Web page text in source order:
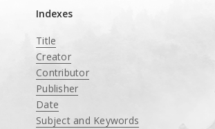
Indexes
Title
Creator
Contributor
Publisher
Date
Subject and Keywords